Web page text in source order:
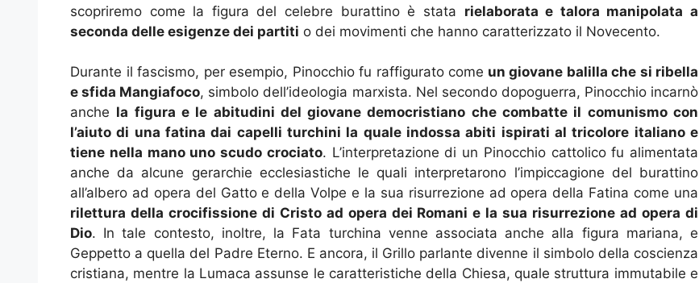
scopriremo come la figura del celebre burattino è stata rielaborata e talora manipolata a
seconda delle esigenze dei partiti o dei movimenti che hanno caratterizzato il Novecento.
Durante il fascismo, per esempio, Pinocchio fu raffigurato come un giovane balilla che si ribella
e sfida Mangiafoco, simbolo dell’ideologia marxista. Nel secondo dopoguerra, Pinocchio incarnò
anche la figura e le abitudini del giovane democristiano che combatte il comunismo con
l’aiuto di una fatina dai capelli turchini la quale indossa abiti ispirati al tricolore italiano e
tiene nella mano uno scudo crociato. L’interpretazione di un Pinocchio cattolico fu alimentata
anche da alcune gerarchie ecclesiastiche le quali interpretarono l’impiccagione del burattino
all’albero ad opera del Gatto e della Volpe e la sua risurrezione ad opera della Fatina come una
rilettura della crocifissione di Cristo ad opera dei Romani e la sua risurrezione ad opera di
Dio. In tale contesto, inoltre, la Fata turchina venne associata anche alla figura mariana, e
Geppetto a quella del Padre Eterno. E ancora, il Grillo parlante divenne il simbolo della coscienza
cristiana, mentre la Lumaca assunse le caratteristiche della Chiesa, quale struttura immutabile e